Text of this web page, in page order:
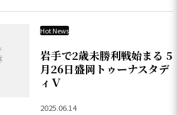
Hot News
岩手で2歳未勝利戦始まる 5
月26日盛岡トゥーナスタデ
ィＶ
2025.06.14